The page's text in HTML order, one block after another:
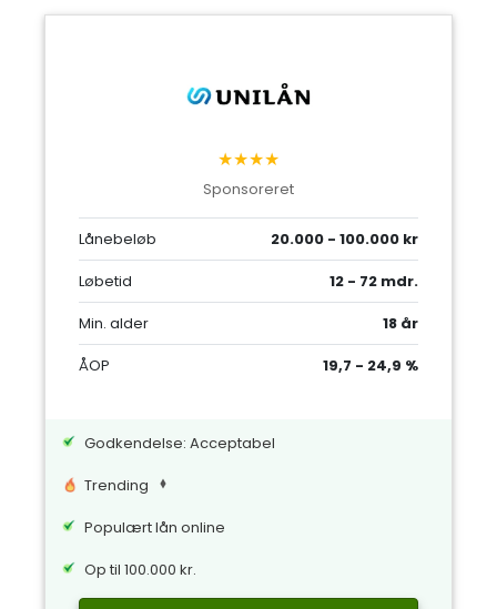
★★★★
Sponsoreret
Lånebeløb
20.000 - 100.000 kr
Løbetid
12 - 72 mdr.
Min. alder
18 år
ÅOP
19,7 - 24,9 %
Godkendelse: Acceptabel
Trending
Populært lån online
Op til 100.000 kr.